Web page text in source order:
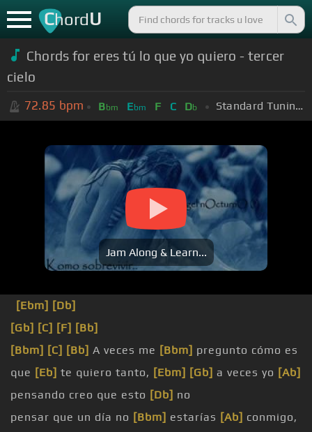
ChordU
Chords for eres tú lo que yo quiero - tercer
cielo
72.85 bpm Bbm Ebm F C Db Standard Tuning (EADGBE)
Jam Along & Learn...
[Ebm] [Db]
[Gb] [C] [F] [Bb]
[Bbm] [C] [Bb] A veces me [Bbm] pregunto cómo es
que [Eb] te quiero tanto, [Ebm] [Gb] a veces yo [Ab]
pensando creo que esto [Db] no
pensar que un día no [Bbm] estarías [Ab] conmigo,